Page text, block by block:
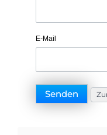
E-Mail